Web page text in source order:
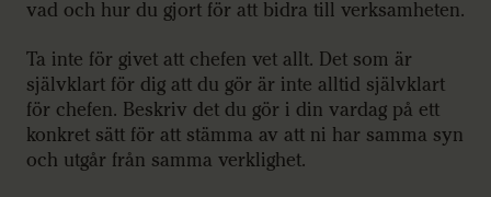
vad och hur du gjort för att bidra till verksamheten.
Ta inte för givet att chefen vet allt. Det som är
självklart för dig att du gör är inte alltid självklart
för chefen. Beskriv det du gör i din vardag på ett
konkret sätt för att stämma av att ni har samma syn
och utgår från samma verklighet.